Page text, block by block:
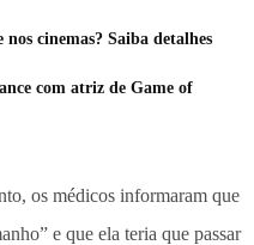
cinemas? Saiba detalhes
com atriz de Game of
os médicos informaram que
e que ela teria que passar